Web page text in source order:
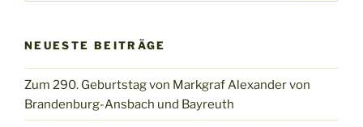
NEUESTE BEITRÄGE
Zum 290. Geburtstag von Markgraf Alexander von
Brandenburg-Ansbach und Bayreuth